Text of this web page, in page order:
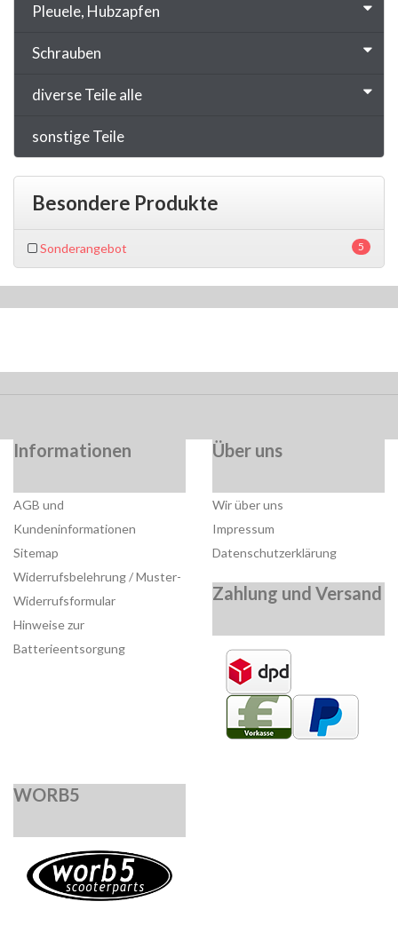
Pleuele, Hubzapfen
Schrauben
diverse Teile alle
sonstige Teile
Besondere Produkte
5
Sonderangebot
Informationen
AGB und
Kundeninformationen
Sitemap
Widerrufsbelehrung / Muster-
Widerrufsformular
Hinweise zur
Batterieentsorgung
Über uns
Wir über uns
Impressum
Datenschutzerklärung
Zahlung und Versand
WORB5